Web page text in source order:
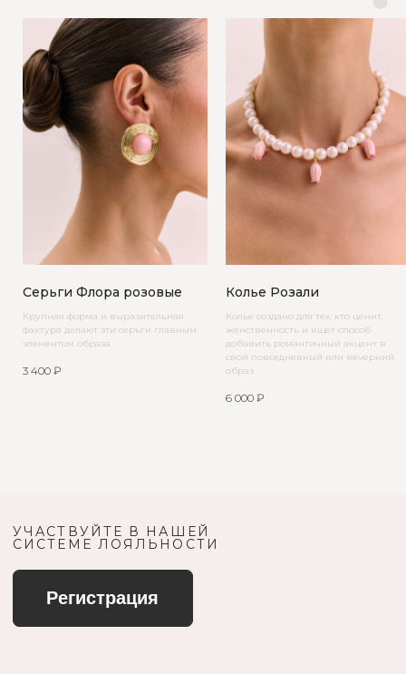
Серьги Флора розовые
Крупная форма и выразительная
фактура делают эти серьги главным
элементом образа
3 400 ₽
Колье Розали
Колье создано для тех, кто ценит
женственность и ищет способ
добавить романтичный акцент в
свой повседневный или вечерний
образ
6 000 ₽